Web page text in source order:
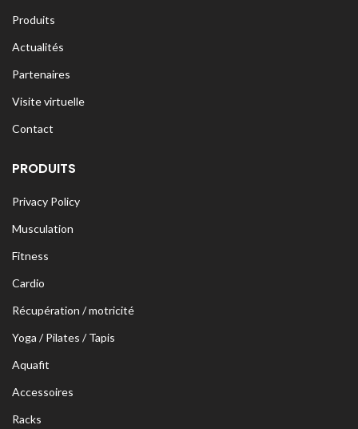
Produits
Actualités
Partenaires
Visite virtuelle
Contact
PRODUITS
Privacy Policy
Musculation
Fitness
Cardio
Récupération / motricité
Yoga / Pilates / Tapis
Aquafit
Accessoires
Racks